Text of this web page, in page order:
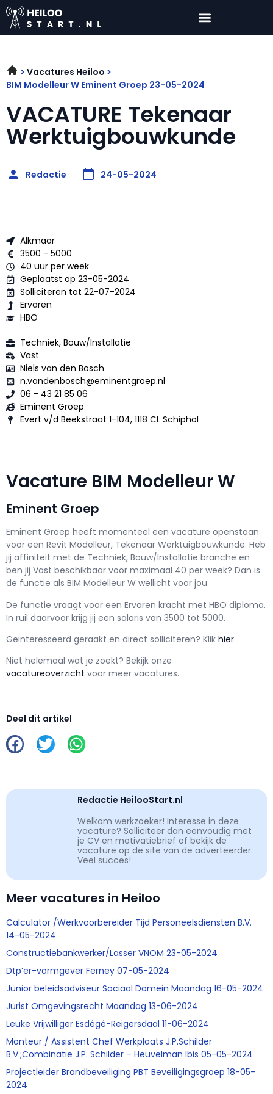
Vacatures Heiloo
BIM Modelleur W Eminent Groep 23-05-2024
VACATURE Tekenaar
Werktuigbouwkunde
Redactie 24-05-2024
Alkmaar
3500 - 5000
40 uur per week
Geplaatst op 23-05-2024
Solliciteren tot 22-07-2024
Ervaren
HBO
Techniek, Bouw/Installatie
Vast
Niels van den Bosch
n.vandenbosch@eminentgroep.nl
06 - 43 21 85 06
Eminent Groep
Evert v/d Beekstraat 1-104, 1118 CL Schiphol
Vacature BIM Modelleur W
Eminent Groep
Eminent Groep heeft momenteel een vacature openstaan
voor een Revit Modelleur, Tekenaar Werktuigbouwkunde. Heb
jij affiniteit met de Techniek, Bouw/Installatie branche en
ben jij Vast beschikbaar voor maximaal 40 per week? Dan is
de functie als BIM Modelleur W wellicht voor jou.
De functie vraagt voor een Ervaren kracht met HBO diploma.
In ruil daarvoor krijg jij een salaris van 3500 tot 5000.
Geïnteresseerd geraakt en direct solliciteren? Klik hier.
Niet helemaal wat je zoekt? Bekijk onze
vacatureoverzicht voor meer vacatures.
Deel dit artikel
Redactie HeilooStart.nl
Welkom werkzoeker! Interesse in deze
vacature? Solliciteer dan eenvoudig met
je CV en motivatiebrief of bekijk de
vacature op de site van de adverteerder.
Veel succes!
Meer vacatures in Heiloo
Calculator /Werkvoorbereider Tijd Personeelsdiensten B.V.
14-05-2024
Constructiebankwerker/Lasser VNOM 23-05-2024
Dtp’er-vormgever Ferney 07-05-2024
Junior beleidsadviseur Sociaal Domein Maandag 16-05-2024
Jurist Omgevingsrecht Maandag 13-06-2024
Leuke Vrijwilliger Esdégé-Reigersdaal 11-06-2024
Monteur / Assistent Chef Werkplaats J.P.Schilder
B.V.;Combinatie J.P. Schilder – Heuvelman Ibis 05-05-2024
Projectleider Brandbeveiliging PBT Beveiligingsgroep 18-05-
2024